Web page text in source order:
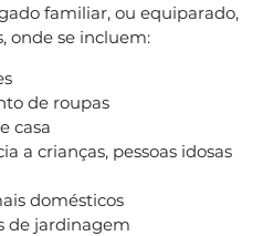
familiar, ou equiparado,
onde se incluem:
de roupas
casa
a crianças, pessoas idosas
domésticos
de jardinagem